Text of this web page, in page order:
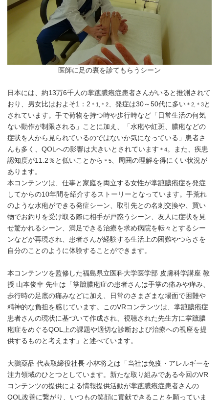
医師に足の裏を診てもらうシーン
日本には、約13万6千人の掌蹠膿疱症患者さんがいると推測されて
おり、男女比はおよそ1：2 ＊1,＊2、発症は30～50代に多い ＊2,＊3と
されています。手で荷物を持つ時や歩行時など「日常生活の何気
ない動作が制限される」ことに加え、「水疱や紅斑、膿疱などの
症状を人から見られているのではないか気になっている」患者さ
んも多く、QOLへの影響は大きいとされています ＊4。また、疾患
認知度が11.2％と低いことから ＊5、周囲の理解を得にくい状況が
あります。
本コンテンツは、仕事と家庭を両立する女性が掌蹠膿疱症を発症
してからの10年間を紹介するストーリーとなっています。手荒れ
のような水疱ができる発症シーン、取引先との名刺交換や、買い
物でお釣りを受け取る際に相手が戸惑うシーン、友人に症状を見
せ驚かれるシーン、満足できる治療を求め病院を転々とするシー
ンなどが再現され、患者さんが経験する生活上の困難やつらさを
自分のことのように体験することができます。
本コンテンツを監修した福島県立医科大学医学部 皮膚科学講座 教
授 山本俊幸 先生は「掌蹠膿疱症の患者さんは手掌の痛みや痒み、
歩行時の足底の痛みなどに加え、日常のさまざまな場面で困難や
精神的な負担を感じています。このVRコンテンツは、掌蹠膿疱症
患者さんの現状に基づいて作成され、視聴された先生方に掌蹠膿
疱症をめぐるQOL上の課題や適切な診断および治療への視座を提
供するものと考えます」と述べています。
大鵬薬品 代表取締役社長 小林将之は「当社は免疫・アレルギーを
注力領域のひとつとしています。新たな取り組みである今回のVR
コンテンツの提供による情報提供活動が掌蹠膿疱症患者さんの
QOL改善に繋がり、いつもの笑顔に貢献できることを願っていま